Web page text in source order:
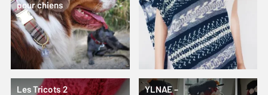
pour chiens
Les Tricots 2
YLNAE –